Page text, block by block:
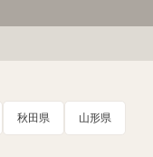
秋田県 山形県